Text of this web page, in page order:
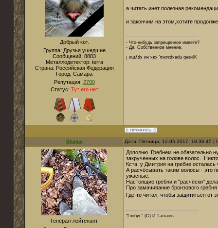
Добрый кот.
Группа: Друзья ушедшие
Сообщений: 8883
Металлодетектор: terra
Страна: Российская Федерация
Город: Cамара
Репутация: 2700
Статус: Тут его нет
а читать инет полезная
и закончим на этом,хотите
- Что-нибудь запрещенное имеете?
- Да. Собственное мнение.
¡ иɯʎdʞ ин ʞɐʞ 'ɐнɔɐdʞǝdu qнεиЖ
Shatun Дата: Пятница, 12.05.2017, 18:36:45
Генерал-лейтенант
Дополню. Гребнем не обязательно
закрученных на голове волос.
Кста, у Дмитрия на гребне
А расчёсывать таким волосы - это
ужасные.
Настоящие гребни и "расчёски"
Про замачивание бронзового
Где-то читал, чтобы защититься
"Глобус" (С) И.Тальков